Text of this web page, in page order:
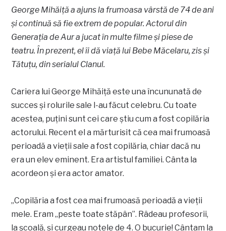
George Mihăiță a ajuns la frumoasa vârstă de 74 de ani
și continuă să fie extrem de popular. Actorul din
Generația de Aur a jucat în multe filme și piese de
teatru. În prezent, el îi dă viață lui Bebe Măcelaru, zis și
Tătuțu, din serialul Clanul.
Cariera lui George Mihăiță este una încununată de
succes și rolurile sale l-au făcut celebru. Cu toate
acestea, puțini sunt cei care știu cum a fost copilăria
actorului. Recent el a mărturisit că cea mai frumoasă
perioadă a vieții sale a fost copilăria, chiar dacă nu
era un elev eminent. Era artistul familiei. Cânta la
acordeon și era actor amator.
„Copilăria a fost cea mai frumoasă perioadă a vieții
mele. Eram „peste toate stăpân”. Râdeau profesorii,
la școală, și curgeau notele de 4. O bucurie! Cântam la